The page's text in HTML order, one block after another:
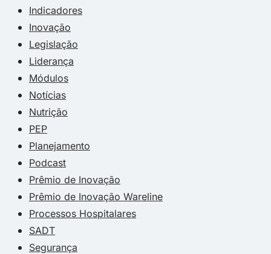
Indicadores
Inovação
Legislação
Liderança
Módulos
Notícias
Nutrição
PEP
Planejamento
Podcast
Prêmio de Inovação
Prêmio de Inovação Wareline
Processos Hospitalares
SADT
Segurança